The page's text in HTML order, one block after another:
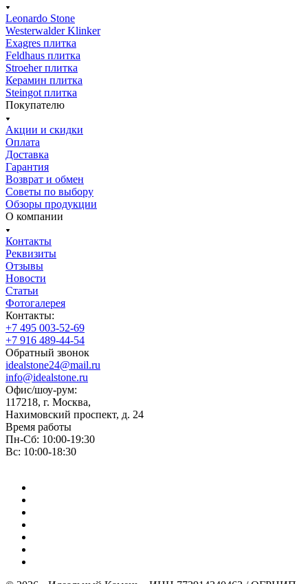
Leonardo Stone
Westerwalder Klinker
Exagres плитка
Feldhaus плитка
Stroeher плитка
Керамин плитка
Steingot плитка
Покупателю
Акции и скидки
Оплата
Доставка
Гарантия
Возврат и обмен
Советы по выбору
Обзоры продукции
О компании
Контакты
Реквизиты
Отзывы
Новости
Статьи
Фотогалерея
Контакты:
+7 495 003-52-69
+7 916 489-44-54
Обратный звонок
idealstone24@mail.ru
info@idealstone.ru
Офис/шоу-рум:
117218, г. Москва,
Нахимовский проспект, д. 24
Время работы
Пн-Сб: 10:00-19:30
Вс: 10:00-18:30